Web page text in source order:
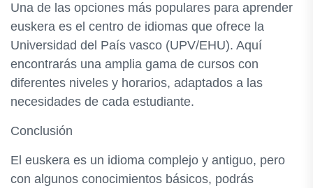
Una de las opciones más populares para aprender
euskera es el centro de idiomas que ofrece la
Universidad del País vasco (UPV/EHU). Aquí
encontrarás una amplia gama de cursos con
diferentes niveles y horarios, adaptados a las
necesidades de cada estudiante.
Conclusión
El euskera es un idioma complejo y antiguo, pero
con algunos conocimientos básicos, podrás